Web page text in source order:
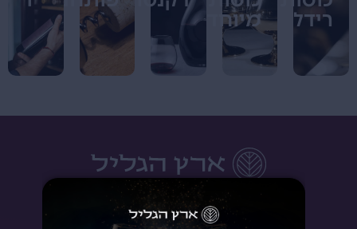
רידל
מיוחדים
יינות לאנשים שמבינים